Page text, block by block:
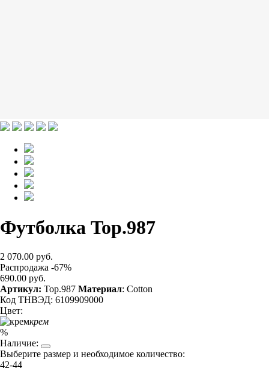
Футболка Top.987
2 070.00 руб.
Распродажа -67%
690.00 руб.
Артикул: Top.987 Материал: Cotton
Код ТНВЭД: 6109909000
Цвет:
крем
%
Наличие:
Выберите размер и необходимое количество:
42-44